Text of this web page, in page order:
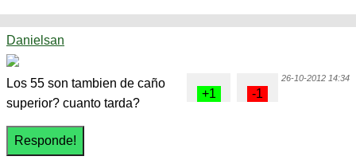
Danielsan
26-10-2012 14:34
Los 55 son tambien de caño
superior? cuanto tarda?